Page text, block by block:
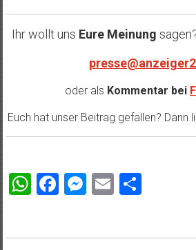
Ihr wollt uns Eure Meinung
oder als Kommentar bei
Euch hat unser Beitrag gefallen? Dann
WhatsApp
Facebook
Messenger
EmailTeilen